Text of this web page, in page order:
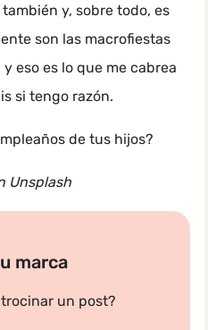
y, sobre todo, es
son las macrofiestas
eso es lo que me cabrea
si tengo razón.
de tus hijos?
Unsplash
marca
un post?